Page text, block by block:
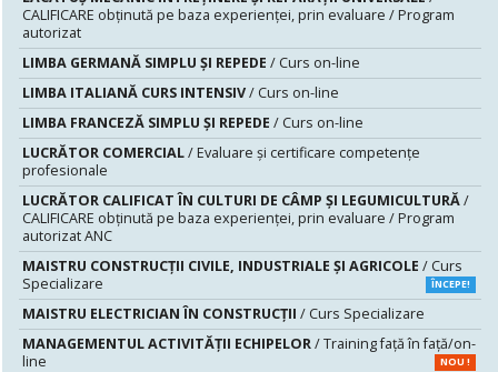
CALIFICARE obținută pe baza experienței, prin evaluare / Program
autorizat
LIMBA GERMANĂ SIMPLU ȘI REPEDE / Curs on-line
LIMBA ITALIANĂ CURS INTENSIV/ Curs on-line
LIMBA FRANCEZĂ SIMPLU ȘI REPEDE / Curs on-line
LUCRĂTOR COMERCIAL/ Evaluare şi certificare competenţe
profesionale
LUCRĂTOR CALIFICAT ÎN CULTURI DE CÂMP ȘI LEGUMICULTURĂ/
CALIFICARE obținută pe baza experienței, prin evaluare / Program
autorizat ANC
MAISTRU CONSTRUCŢII CIVILE, INDUSTRIALE ŞI AGRICOLE / Curs
Specializare
ÎNCEPE!
MAISTRU ELECTRICIAN ÎN CONSTRUCŢII / Curs Specializare
MANAGEMENTUL ACTIVITĂȚII ECHIPELOR/ Training față în față/on-
line
NOU !